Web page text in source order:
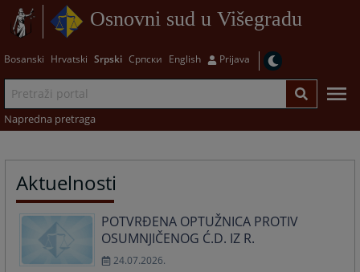
Osnovni sud u Višegradu
Bosanski Hrvatski Srpski Српски English Prijava
Napredna pretraga
Aktuelnosti
POTVRĐENA OPTUŽNICA PROTIV
OSUMNJIČENOG Ć.D. IZ R.
24.07.2026.